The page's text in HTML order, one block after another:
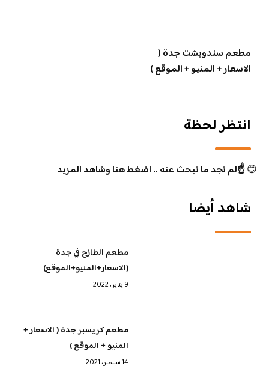
مطعم سندويشت جدة (
الاسعار + المنيو + الموقع )
انتظر لحظة
😊☝️لم تجد ما تبحث عنه .. اضغط هنا وشاهد المزيد
شاهد أيضا
مطعم الطازج في جدة
(الاسعار+المنيو+الموقع)
9 يناير، 2022
مطعم كريسبر جدة ( الاسعار +
المنيو + الموقع )
14 سبتمبر، 2021